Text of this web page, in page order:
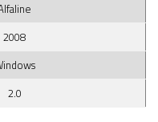
2008
2.0